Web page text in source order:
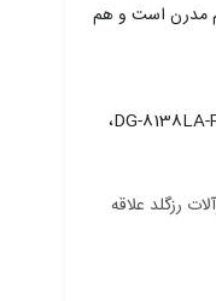
مدرن است و هم
دارد؛ فرمی که همیشه جزو محبوب‌ترین انتخاب‌ها در میان ساعت‌های زنانه بوده است، چون هم روی دست ظرافت ایجاد می‌کند و هم با اکثر فرم‌های استایل هماهنگ می‌شود. در مدل DG-8138LA-R2،
رزگلد علاقه